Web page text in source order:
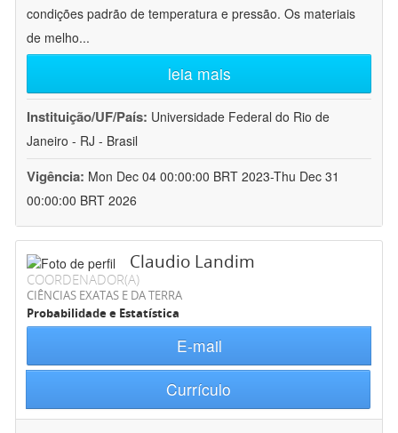
condições padrão de temperatura e pressão. Os materiais
de melho...
leia mais
Instituição/UF/País: Universidade Federal do Rio de
Janeiro - RJ - Brasil
Vigência: Mon Dec 04 00:00:00 BRT 2023-Thu Dec 31
00:00:00 BRT 2026
Claudio Landim
COORDENADOR(A)
CIÊNCIAS EXATAS E DA TERRA
Probabilidade e Estatística
E-mail
Currículo